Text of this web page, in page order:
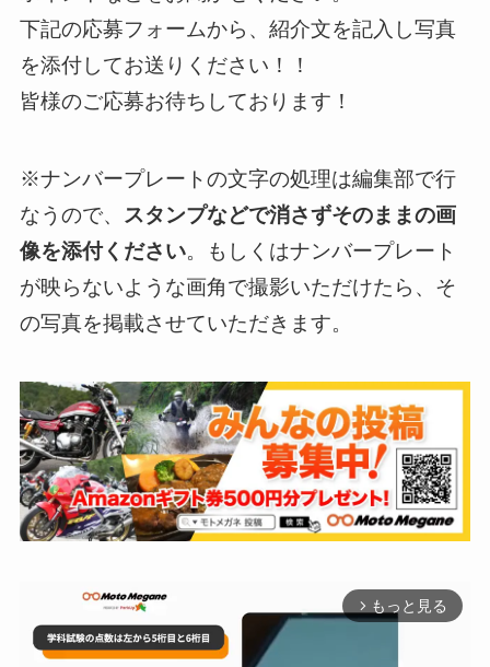
下記の応募フォームから、紹介文を記入し写真
を添付してお送りください！！
皆様のご応募お待ちしております！
※ナンバープレートの文字の処理は編集部で行
なうので、 スタンプなどで消さずそのままの画
像を添付ください。もしくはナンバープレート
が映らないような画角で撮影いただけたら、そ
の写真を掲載させていただきます。
arrow_forward_ios もっと見る